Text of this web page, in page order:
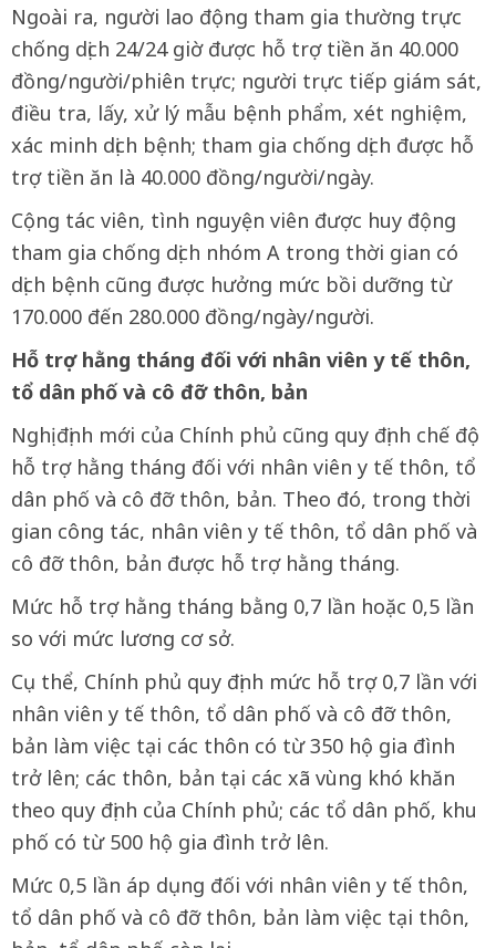
Ngoài ra, người lao động tham gia thường trực
chống dịch 24/24 giờ được hỗ trợ tiền ăn 40.000
đồng/người/phiên trực; người trực tiếp giám sát,
điều tra, lấy, xử lý mẫu bệnh phẩm, xét nghiệm,
xác minh dịch bệnh; tham gia chống dịch được hỗ
trợ tiền ăn là 40.000 đồng/người/ngày.
Cộng tác viên, tình nguyện viên được huy động
tham gia chống dịch nhóm A trong thời gian có
dịch bệnh cũng được hưởng mức bồi dưỡng từ
170.000 đến 280.000 đồng/ngày/người.
Hỗ trợ hằng tháng đối với nhân viên y tế thôn,
tổ dân phố và cô đỡ thôn, bản
Nghị định mới của Chính phủ cũng quy định chế độ
hỗ trợ hằng tháng đối với nhân viên y tế thôn, tổ
dân phố và cô đỡ thôn, bản. Theo đó, trong thời
gian công tác, nhân viên y tế thôn, tổ dân phố và
cô đỡ thôn, bản được hỗ trợ hằng tháng.
Mức hỗ trợ hằng tháng bằng 0,7 lần hoặc 0,5 lần
so với mức lương cơ sở.
Cụ thể, Chính phủ quy định mức hỗ trợ 0,7 lần với
nhân viên y tế thôn, tổ dân phố và cô đỡ thôn,
bản làm việc tại các thôn có từ 350 hộ gia đình
trở lên; các thôn, bản tại các xã vùng khó khăn
theo quy định của Chính phủ; các tổ dân phố, khu
phố có từ 500 hộ gia đình trở lên.
Mức 0,5 lần áp dụng đối với nhân viên y tế thôn,
tổ dân phố và cô đỡ thôn, bản làm việc tại thôn,